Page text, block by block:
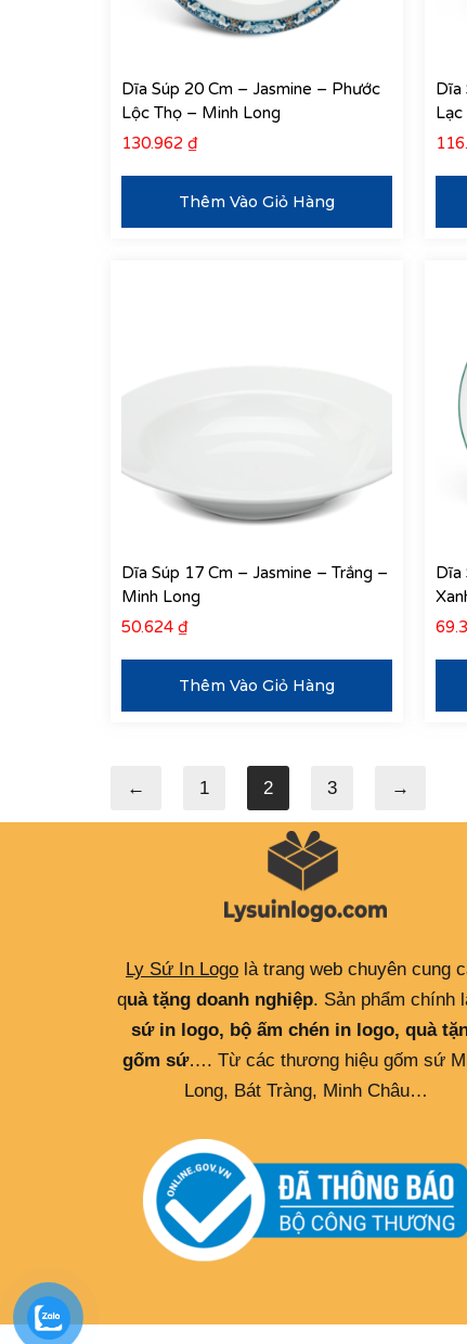
Dĩa Súp 20 Cm – Jasmine – Phước
Lộc Thọ – Minh Long
130.962 ₫
Thêm Vào Giỏ Hàng
Dĩa
Dĩa Súp 17 Cm – Jasmine – Trắng –
Minh Long
50.624 ₫
Thêm Vào Giỏ Hàng
Dĩa
← 1 2 3 →
Ly Sứ In Logo là trang web chuyên cung
quà tặng doanh nghiệp. Sản phẩm chính
sứ in logo, bộ ấm chén in logo, quà
gốm sứ…. Từ các thương hiệu gốm sứ
Long, Bát Tràng, Minh Châu…